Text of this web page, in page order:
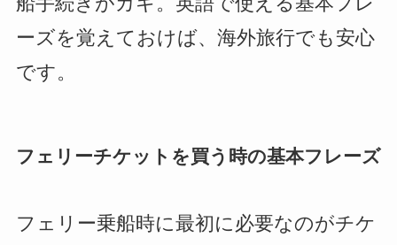
ーズを覚えておけば、海外旅行でも安心
です。
フェリーチケットを買う時の基本フレーズ
フェリー乗船時に最初に必要なのがチケ